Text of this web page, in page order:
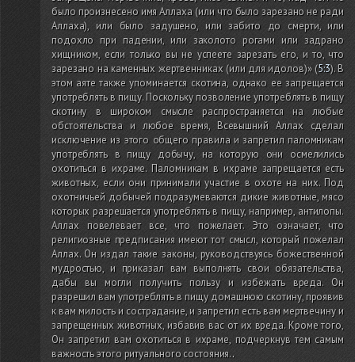
было произнесено имя Аллаха(или что было зарезано не ради
Аллаха), или было задушено, или забито до смерти, или
подохло при падении, или заколото рогами или задрано
хищником, если только вы не успеете зарезать его, и то, что
зарезано на каменных жертвенниках(или для идолов)»(5:3). В
этом аяте также упоминается скотина, однако ее запрещается
употреблять в пищу. Поскольку позволение употреблять в пищу
скотину в широком смысле распространяется на любые
обстоятельства и любое время, Всевышний Аллах сделал
исключение из этого общего правила и запретил паломникам
употреблять в пищу добычу, на которую они осмелились
охотиться в ихраме. Паломникам в ихраме запрещается есть
животных, если они принимали участие в охоте на них. Под
охотничьей добычей подразумеваются дикие животные, мясо
которых разрешается употреблять в пищу, например, антилопы.
Аллах повелевает все, что пожелает. Это означает, что
религиозные предписания имеют тот смысл, который пожелал
Аллах. Он издал такие законы, руководствуясь божественной
мудростью, и приказал вам выполнять свои обязательства,
дабы вы могли получить пользу и избежать вреда. Он
разрешил вам употреблять в пищу домашнюю скотину, проявив
к вам милость и сострадание, и запретил есть вам мертвечину и
запрещенных животных, избавив вас от их вреда. Кроме того,
Он запретил вам охотиться в ихраме, подчеркнув тем самым
важность этого ритуального состояния..